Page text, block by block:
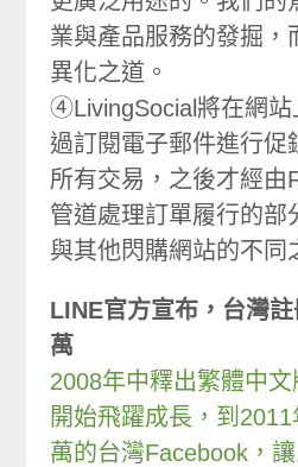
業與產品服務的發掘，
異化之道。
④LivingSocial將在網站
過訂閱電子郵件進行促
所有交易，之後才經由
管道處理訂單履行的部
與其他閃購網站的不同
LINE官方宣布，台灣
萬
2008年中釋出繁體中
開始飛躍成長，到
萬的台灣Facebook，